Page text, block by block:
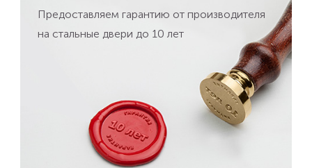
Предоставляем гарантию от производителя
на стальные двери до 10 лет